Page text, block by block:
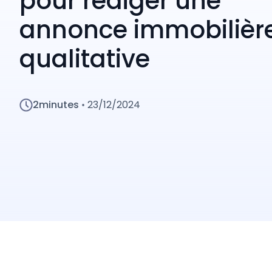
annonce
qualitative
2minutes • 23/12/2024